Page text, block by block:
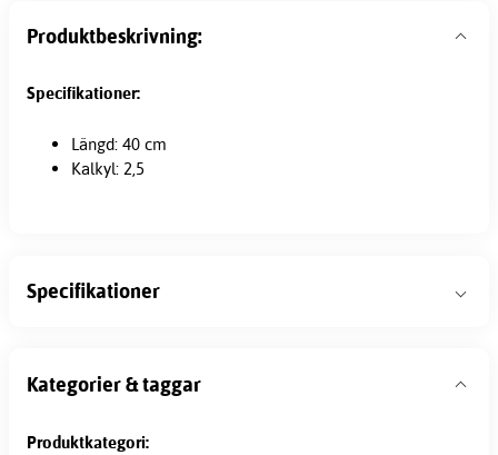
Produktbeskrivning:
Specifikationer:
Längd: 40 cm
Kalkyl: 2,5
Specifikationer
Kategorier & taggar
Produktkategori: